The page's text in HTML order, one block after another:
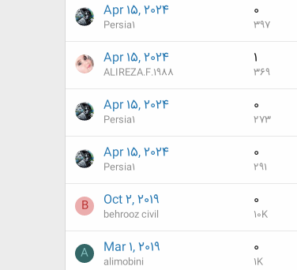
0
397
Apr 15, 2024
Persia1
1
369
Apr 15, 2024
ALIREZA.F.1988
0
273
Apr 15, 2024
Persia1
0
291
Apr 15, 2024
Persia1
0
10K
Oct 2, 2019
behrooz civil
B
0
1K
Mar 1, 2019
alimobini
A